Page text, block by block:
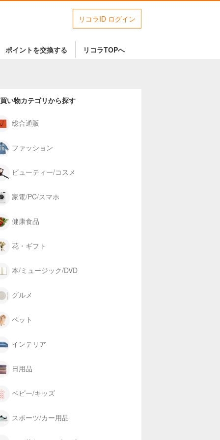
リコラID ログイン
ポイントを交換する リコラTOPへ
い物カテゴリから探す
総合通販
ファッション
ビューティー/コスメ
家電/PC/スマホ
健康食品
花・ギフト
本/ミュージック/DVD
グルメ
ペット
インテリア
日用品
ベビー/キッズ
スポーツ/カー用品